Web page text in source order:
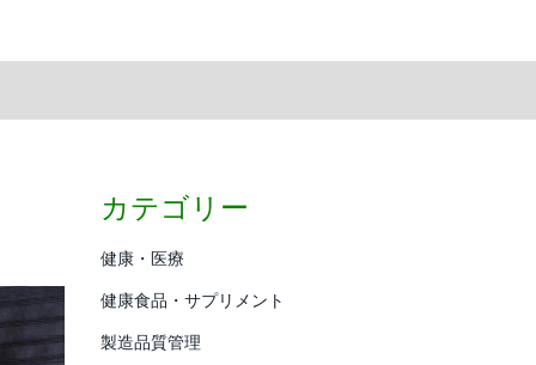
カテゴリー
健康・医療
健康食品・サプリメント
製造品質管理